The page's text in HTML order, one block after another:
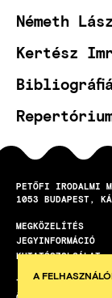
Németh
Kertész
PETŐFI IRODALMI
1053
BUDAPEST
LÁBLÉC
MEGKÖZELÍTÉS
JEGYINFORMÁCIÓ
KUTATÓSZOLGÁLAT
TEREMBÉRLET
A